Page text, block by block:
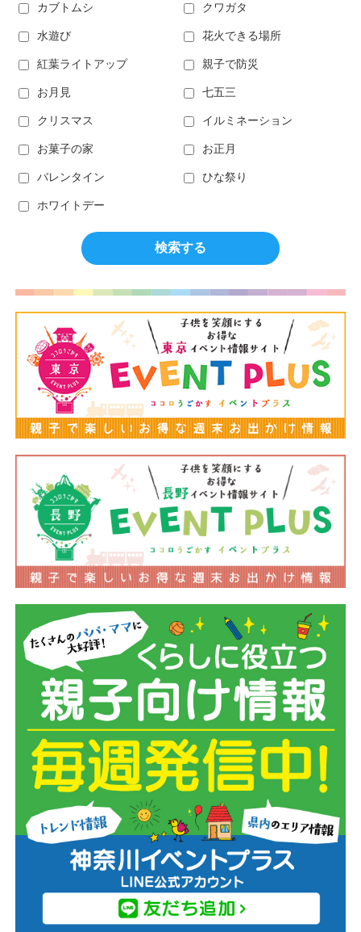
カブトムシ クワガタ
水遊び 花火できる場所
紅葉ライトアップ 親子で防災
お月見 七五三
クリスマス イルミネーション
お菓子の家 お正月
バレンタイン ひな祭り
ホワイトデー